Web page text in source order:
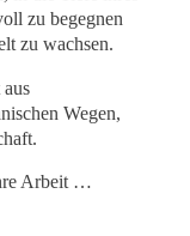
zu begegnen
zu wachsen.
Wegen,
Arbeit …